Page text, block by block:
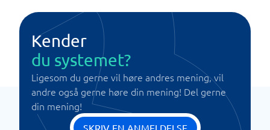
Kender
du systemet?
Ligesom du gerne vil høre andres mening, vil
andre også gerne høre din mening! Del gerne
din mening!
SKRIV EN ANMELDELSE